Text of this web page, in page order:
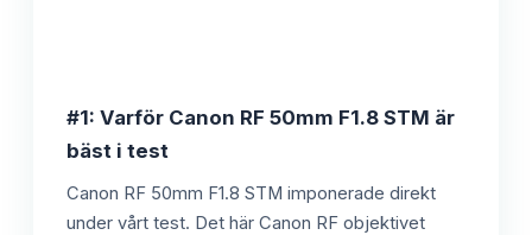
#1: Varför Canon RF 50mm F1.8 STM är
bäst i test
Canon RF 50mm F1.8 STM imponerade direkt
under vårt test. Det här Canon RF objektivet